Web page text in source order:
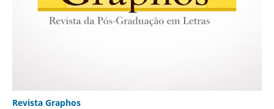
Revista Graphos